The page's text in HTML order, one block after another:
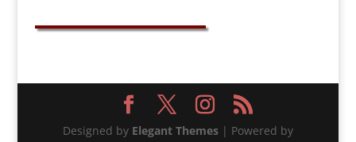
Designed by Elegant Themes| Powered by